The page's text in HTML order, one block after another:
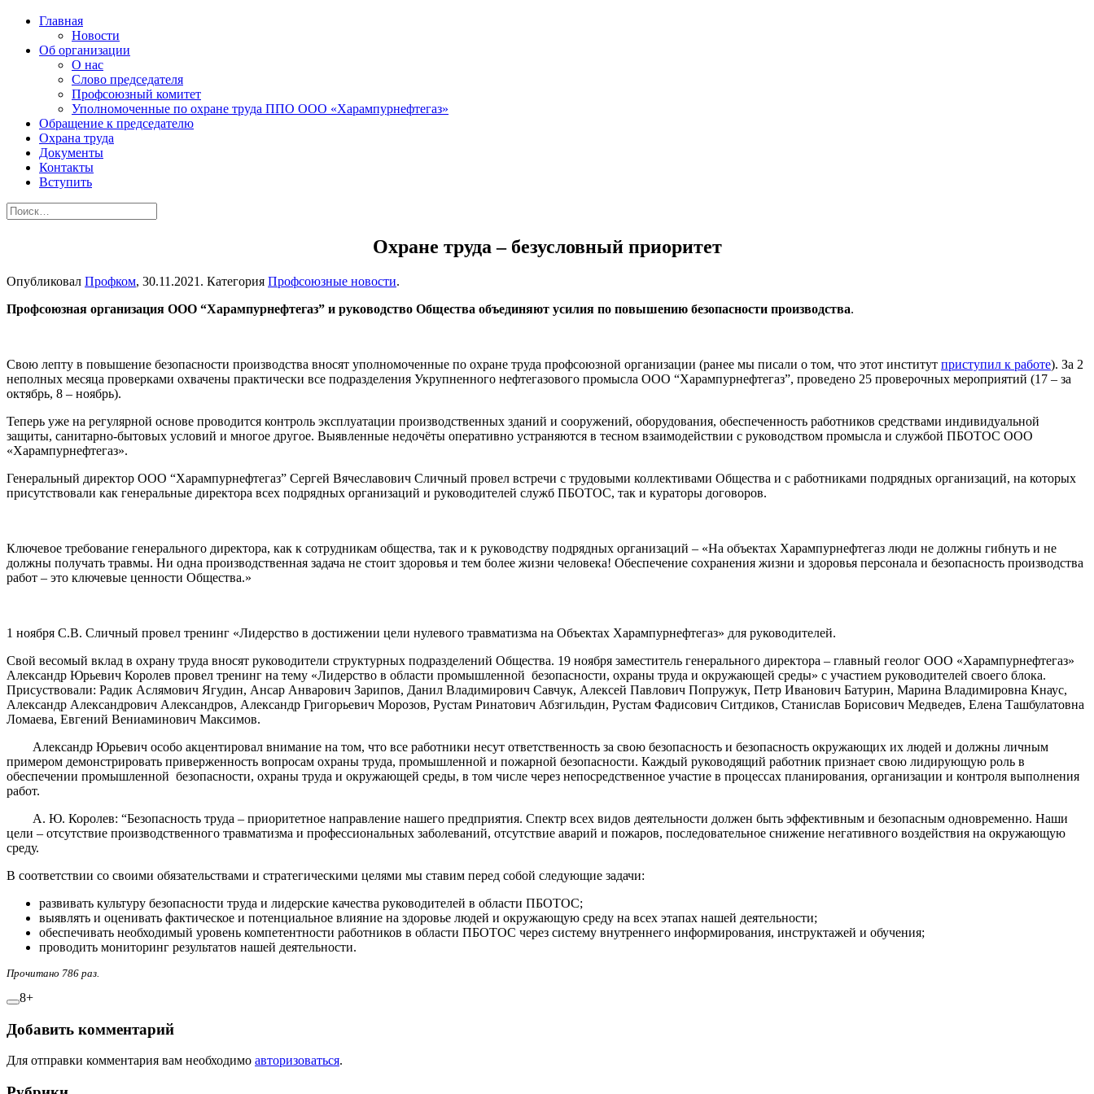
Главная
Новости
Об организации
О нас
Слово председателя
Профсоюзный комитет
Уполномоченные по охране труда ППО ООО «Харампурнефтегаз»
Обращение к председателю
Охрана труда
Документы
Контакты
Вступить
Охране труда – безусловный приоритет
Опубликовал Профком, 30.11.2021 . Категория Профсоюзные новости.
Профсоюзная организация ООО “Харампурнефтегаз” и руководство Общества объединяют усилия по повышению безопасности производства.
Свою лепту в повышение безопасности производства вносят уполномоченные по охране труда профсоюзной организации (ранее мы писали о том, что этот институт приступил к работе). За 2
неполных месяца проверками охвачены практически все подразделения Укрупненного нефтегазового промысла ООО “Харампурнефтегаз”, проведено 25 проверочных мероприятий (17 – за
октябрь, 8 – ноябрь).
Теперь уже на регулярной основе проводится контроль эксплуатации производственных зданий и сооружений, оборудования, обеспеченность работников средствами индивидуальной
защиты, санитарно-бытовых условий и многое другое. Выявленные недочёты оперативно устраняются в тесном взаимодействии с руководством промысла и службой ПБОТОС ООО
«Харампурнефтегаз».
Генеральный директор ООО “Харампурнефтегаз” Сергей Вячеславович Сличный провел встречи с трудовыми коллективами Общества и с работниками подрядных организаций, на которых
присутствовали как генеральные директора всех подрядных организаций и руководителей служб ПБОТОС, так и кураторы договоров.
Ключевое требование генерального директора, как к сотрудникам общества, так и к руководству подрядных организаций – «На объектах Харампурнефтегаз люди не должны гибнуть и не
должны получать травмы. Ни одна производственная задача не стоит здоровья и тем более жизни человека! Обеспечение сохранения жизни и здоровья персонала и безопасность производства
работ – это ключевые ценности Общества.»
1 ноября С.В. Сличный провел тренинг «Лидерство в достижении цели нулевого травматизма на Объектах Харампурнефтегаз» для руководителей.
Свой весомый вклад в охрану труда вносят руководители структурных подразделений Общества. 19 ноября заместитель генерального директора – главный геолог ООО «Харампурнефтегаз»
Александр Юрьевич Королев провел тренинг на тему «Лидерство в области промышленной безопасности, охраны труда и окружающей среды» с участием руководителей своего блока.
Присуствовали: Радик Аслямович Ягудин, Ансар Анварович Зарипов, Данил Владимирович Савчук, Алексей Павлович Попружук, Петр Иванович Батурин, Марина Владимировна Кнаус,
Александр Александрович Александров, Александр Григорьевич Морозов, Рустам Ринатович Абзгильдин, Рустам Фадисович Ситдиков, Станислав Борисович Медведев, Елена Ташбулатовна
Ломаева, Евгений Вениаминович Максимов.
Александр Юрьевич особо акцентировал внимание на том, что все работники несут ответственность за свою безопасность и безопасность окружающих их людей и должны личным
примером демонстрировать приверженность вопросам охраны труда, промышленной и пожарной безопасности. Каждый руководящий работник признает свою лидирующую роль в
обеспечении промышленной безопасности, охраны труда и окружающей среды, в том числе через непосредственное участие в процессах планирования, организации и контроля выполнения
работ.
А. Ю. Королев: “Безопасность труда – приоритетное направление нашего предприятия. Спектр всех видов деятельности должен быть эффективным и безопасным одновременно. Наши
цели – отсутствие производственного травматизма и профессиональных заболеваний, отсутствие аварий и пожаров, последовательное снижение негативного воздействия на окружающую
среду.
В соответствии со своими обязательствами и стратегическими целями мы ставим перед собой следующие задачи:
развивать культуру безопасности труда и лидерские качества руководителей в области ПБОТОС;
выявлять и оценивать фактическое и потенциальное влияние на здоровье людей и окружающую среду на всех этапах нашей деятельности;
обеспечивать необходимый уровень компетентности работников в области ПБОТОС через систему внутреннего информирования, инструктажей и обучения;
проводить мониторинг результатов нашей деятельности.
Прочитано 786 раз.
8+
Добавить комментарий
Для отправки комментария вам необходимо авторизоваться.